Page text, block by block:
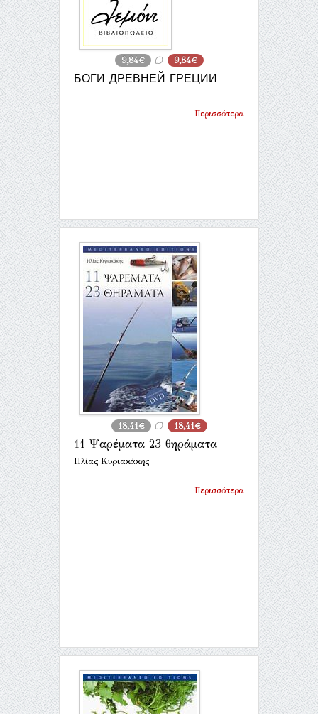
9,84€ 9,84€
БОГИ ДРЕВНЕЙ ГРЕЦИИ
Περισσότερα
18,41€ 18,41€
11 Ψαρέματα 23 θηράματα
Ηλίας Κυριακάκης
Περισσότερα